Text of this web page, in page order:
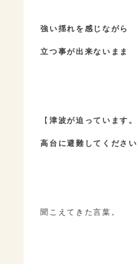
強い揺れを感じながら
立つ事が出来ないまま
【 津波が迫っています。
高台に避難してください
聞こえてきた言葉。